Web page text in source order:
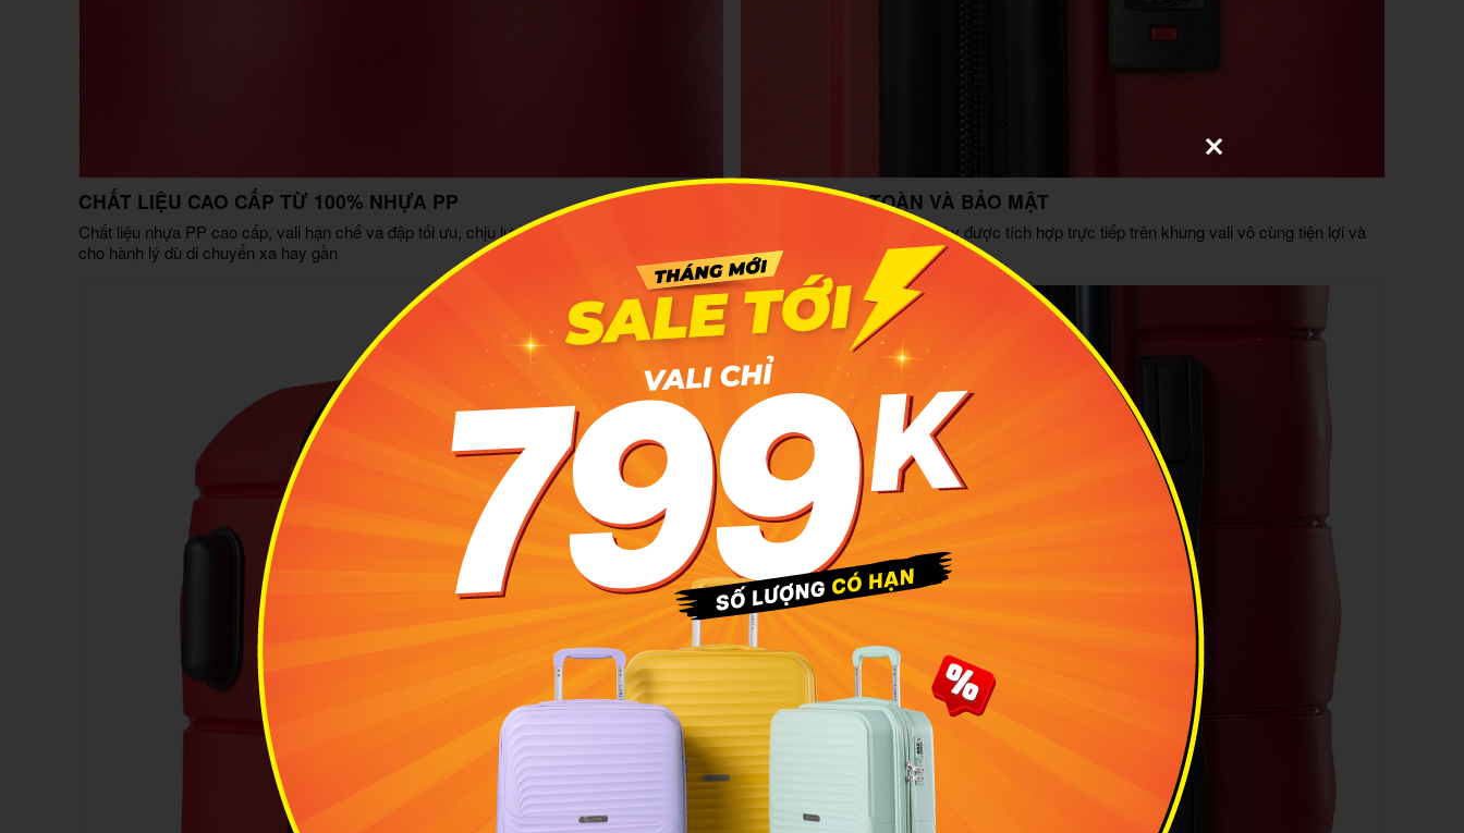
CHẤT LIỆU CAO CẤP TỪ 100% NHỰA PP
Chất liệu nhựa PP cao cấp, vali hạn chế va đập tối ưu, chịu lực tốt, luôn đảm bảo an toàn
cho hành lý dù di chuyển xa hay gần
KHÓA SỐ AN TOÀN VÀ BẢO MẬT
Khóa số hiện đại, loại khoá này được tích hợp trực tiếp trên khung vali vô cùng tiện lợi và
không rườm rà